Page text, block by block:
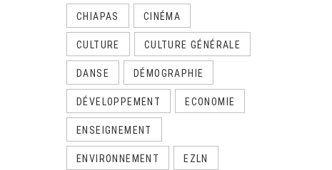
CHIAPAS CINÉMA
CULTURE CULTURE GÉNÉRALE
DANSE DÉMOGRAPHIE
DÉVELOPPEMENT ECONOMIE
ENSEIGNEMENT
ENVIRONNEMENT EZLN